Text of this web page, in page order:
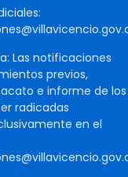
Las notificaciones
previos,
e informe de los
radicadas
en el